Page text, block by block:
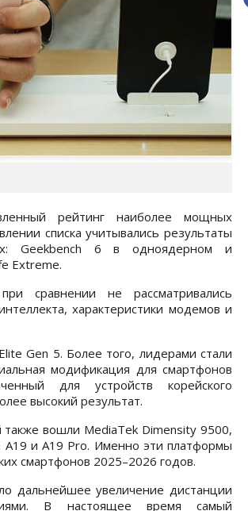
рейтинг наиболее мощных
списка учитывались результаты
Geekbench 6 в одноядерном и
Extreme.
сравнении не рассматривались
характеристики модемов и
Gen 5. Более того, лидерами стали
модификация для смартфонов
для устройств корейского
высокий результат.
вошли MediaTek Dimensity 9500,
и A19 Pro. Именно эти платформы
смартфонов 2025–2026 годов.
дальнейшее увеличение дистанции
В настоящее время самый